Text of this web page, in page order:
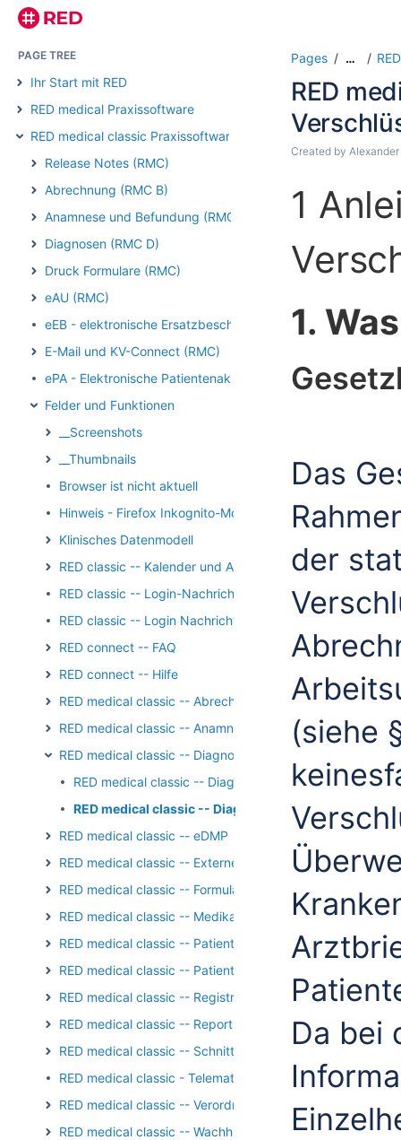
PAGE TREE
Ihr Start mit RED
RED medical Praxissoftware
RED medical classic Praxissoftware
Release Notes (RMC)
Abrechnung (RMC B)
Anamnese und Befundung (RMC)
Diagnosen (RMC D)
Druck Formulare (RMC)
eAU (RMC)
eEB - elektronische Ersatzbescheinigung (RMC)
E-Mail und KV-Connect (RMC)
ePA - Elektronische Patientenakte (RMC)
Felder und Funktionen
__Screenshots
__Thumbnails
Browser ist nicht aktuell
Hinweis - Firefox Inkognito-Modus
Klinisches Datenmodell
RED classic -- Kalender und Aufgaben
RED classic -- Login-Nachricht
RED classic -- Login Nachricht Archiv
RED connect -- FAQ
RED connect -- Hilfe
RED medical classic -- Abrechnung
RED medical classic -- Anamnese und Befundung
RED medical classic -- Diagnosen
RED medical classic -- Diagnosen -
RED medical classic -- Diagnosen -
RED medical classic -- eDMP
RED medical classic -- Externe Kommunikation
RED medical classic -- Formulare
RED medical classic -- Medikation
RED medical classic -- Patientengruppen
RED medical classic -- Patienten und Episoden
RED medical classic -- Registrierung/Login
RED medical classic -- Reports und Auswertungen
RED medical classic -- Schnittstellen
RED medical classic - Telematik - Kartenterminal - PIN-
RED medical classic -- Verordnungen
RED medical classic -- Wachhund
Pages …
RED
Created by
1
1.
Das
der
(siehe
Da bei